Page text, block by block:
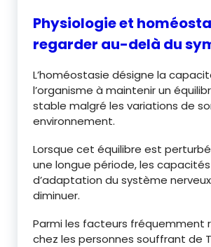
Physiologie et
regarder au-delà du
L’homéostasie désigne la
l’organisme à maintenir un
stable malgré les variations de
environnement.
Lorsque cet équilibre est
une longue période, les capacités
d’adaptation du système
diminuer.
Parmi les facteurs fréquemment
chez les personnes souffrant de